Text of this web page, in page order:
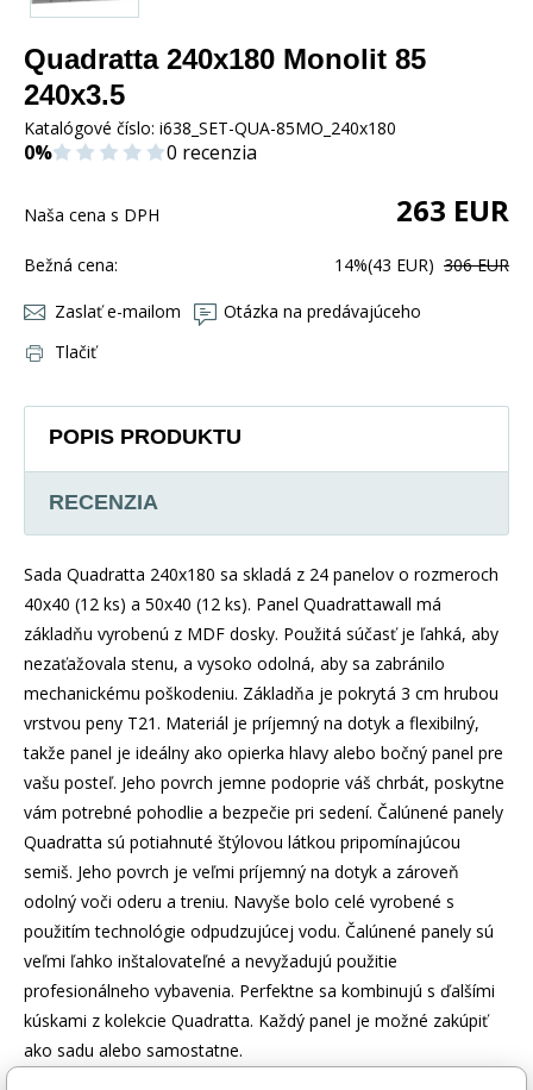
Quadratta 240x180 Monolit 85
240x3.5
Katalógové číslo: i638_SET-QUA-85MO_240x180
0% 0 recenzia
Naša cena s DPH 263 EUR
Bežná cena: 14%(43 EUR) 306 EUR
Zaslať e-mailom
Otázka na predávajúceho
Tlačiť
POPIS PRODUKTU
RECENZIA
Sada Quadratta 240x180 sa skladá z 24 panelov o rozmeroch
40x40 (12 ks) a 50x40 (12 ks). Panel Quadrattawall má
základňu vyrobenú z MDF dosky. Použitá súčasť je ľahká, aby
nezaťažovala stenu, a vysoko odolná, aby sa zabránilo
mechanickému poškodeniu. Základňa je pokrytá 3 cm hrubou
vrstvou peny T21. Materiál je príjemný na dotyk a flexibilný,
takže panel je ideálny ako opierka hlavy alebo bočný panel pre
vašu posteľ. Jeho povrch jemne podoprie váš chrbát, poskytne
vám potrebné pohodlie a bezpečie pri sedení. Čalúnené panely
Quadratta sú potiahnuté štýlovou látkou pripomínajúcou
semiš. Jeho povrch je veľmi príjemný na dotyk a zároveň
odolný voči oderu a treniu. Navyše bolo celé vyrobené s
použitím technológie odpudzujúcej vodu. Čalúnené panely sú
veľmi ľahko inštalovateľné a nevyžadujú použitie
profesionálneho vybavenia. Perfektne sa kombinujú s ďalšími
kúskami z kolekcie Quadratta. Každý panel je možné zakúpiť
ako sadu alebo samostatne.